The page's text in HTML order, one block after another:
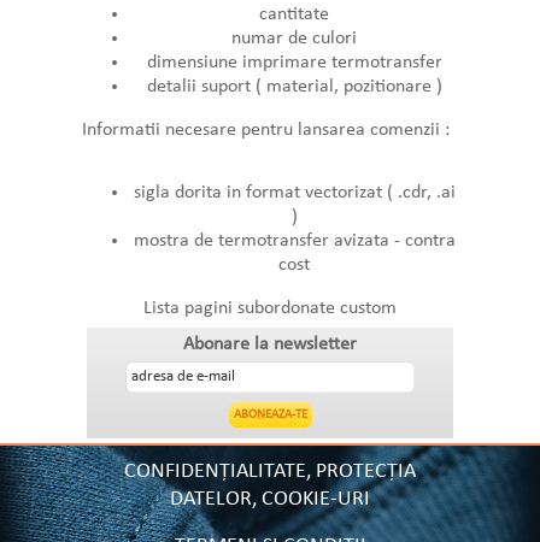
cantitate
numar de culori
dimensiune imprimare termotransfer
detalii suport ( material, pozitionare )
Informatii necesare pentru lansarea comenzii :
sigla dorita in format vectorizat ( .cdr, .ai
)
mostra de termotransfer avizata - contra
cost
Lista pagini subordonate custom
Abonare la newsletter
CONFIDENȚIALITATE, PROTECȚIA
DATELOR, COOKIE-URI